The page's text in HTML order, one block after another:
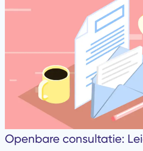
Openbare consultatie: